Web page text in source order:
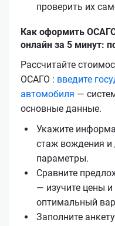
проверить их
Как оформить
онлайн за 5 минут:
Рассчитайте
ОСАГО : введите
автомобиля —
основные данные.
Укажите
стаж вождения и
параметры.
Сравните
— изучите цены
оптимальный
Заполните